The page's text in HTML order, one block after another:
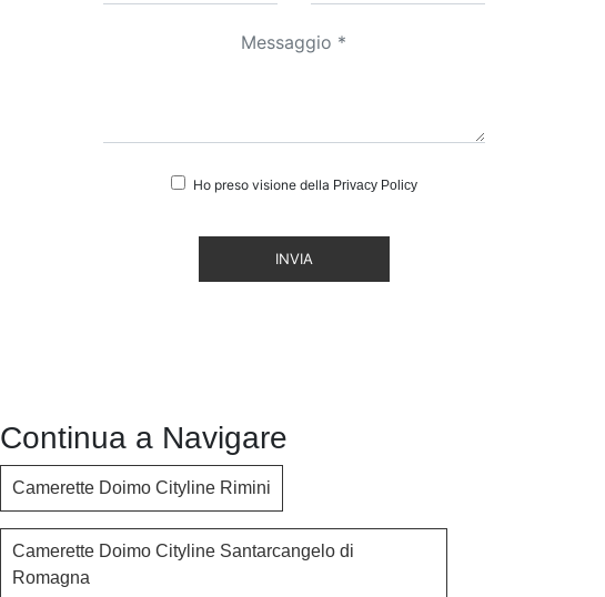
Ho preso visione della Privacy Policy
INVIA
Continua a Navigare
Camerette Doimo Cityline Rimini
Camerette Doimo Cityline Santarcangelo di
Romagna